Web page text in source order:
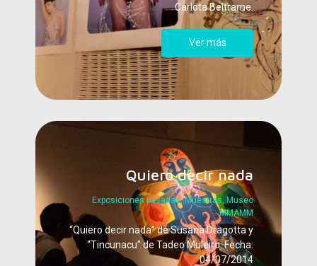
Carlota Beltrame.
Ver más
Quiero decir nada
Exposiciones pasadas,Muestras, Museo
MMAMM
“Quiero decir nada” de Susana Dragotta y
“Tincunacu” de Tadeo Muleiro. Fecha:
04/07/2014